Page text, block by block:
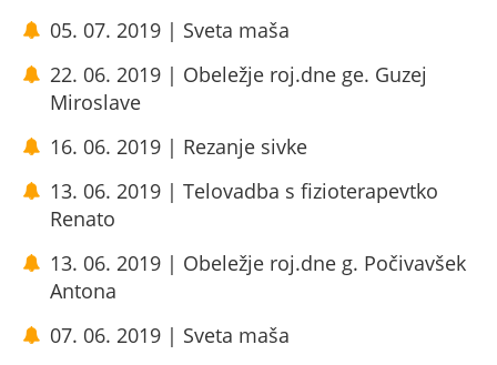
05. 07. 2019 | Sveta maša
22. 06. 2019 | Obeležje roj.dne ge. Guzej
Miroslave
16. 06. 2019 | Rezanje sivke
13. 06. 2019 | Telovadba s fizioterapevtko
Renato
13. 06. 2019 | Obeležje roj.dne g. Počivavšek
Antona
07. 06. 2019 | Sveta maša